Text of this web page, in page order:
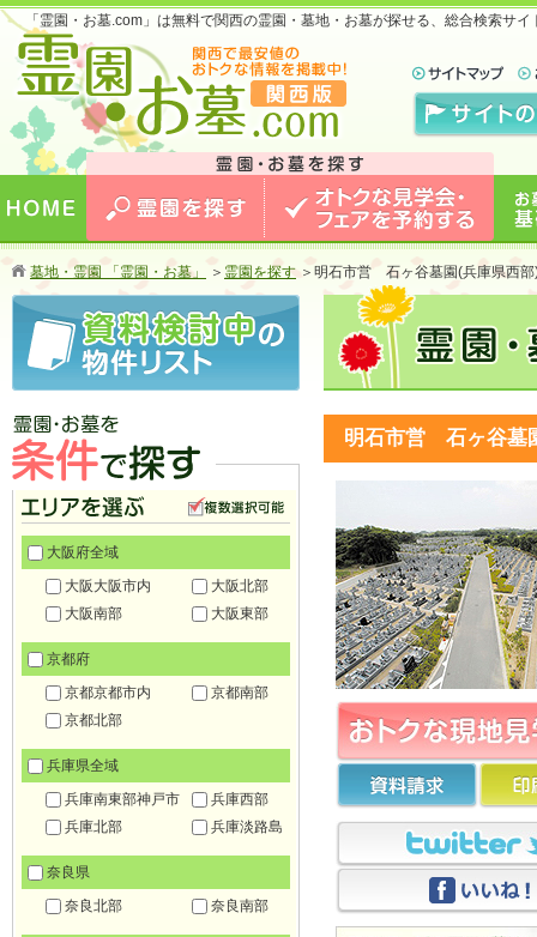
「霊園・お墓.com」は無料で関西の霊園・墓地・お墓が探せる、総合検索サ
お墓のことなら霊園・お墓.com 関西版 関西で
最安値のおトクな情報を掲載中！
する
墓地・霊園 「霊園・お墓」 ＞ 霊園を探す ＞ 明石市営 石ヶ谷墓園(兵庫県西部
明石市営 石ヶ谷墓
霊園・お墓を条件で探す
大阪府全域
大阪大阪市内
大阪北部
大阪南部
大阪東部
京都府
京都京都市内
京都南部
京都北部
兵庫県全域
兵庫南東部神戸市
兵庫西部
兵庫北部
兵庫淡路島
奈良県
奈良北部
奈良南部